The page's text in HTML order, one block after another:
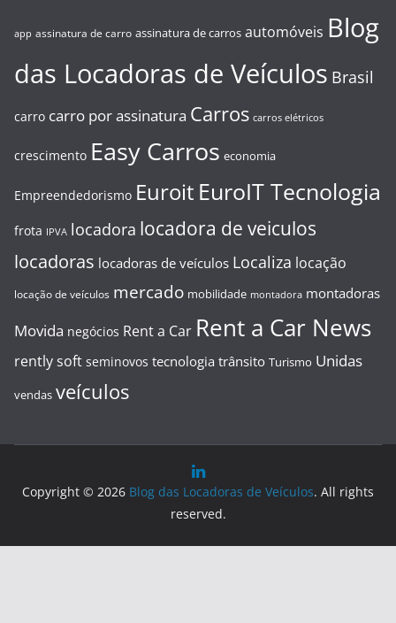
app assinatura de carro assinatura de carros automóveis Blog
das Locadoras de Veículos Brasil
carro carro por assinatura Carros carros elétricos
crescimento Easy Carros economia
Empreendedorismo Euroit EuroIT Tecnologia
frota IPVA locadora locadora de veiculos
locadoras locadoras de veículos Localiza locação
locação de veículos mercado mobilidade montadora montadoras
Movida negócios Rent a Car Rent a Car News
rently soft seminovos tecnologia trânsito Turismo Unidas
vendas veículos
Copyright © 2026 Blog das Locadoras de Veículos. All rights
reserved.